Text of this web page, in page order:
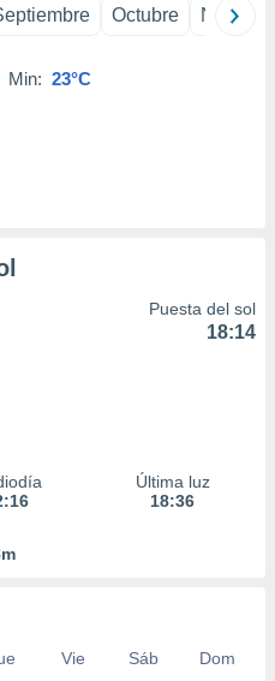
Octubre
Min: 23°C
Puesta del sol
18:14
Última luz
18:36
Vie Sáb
Dom